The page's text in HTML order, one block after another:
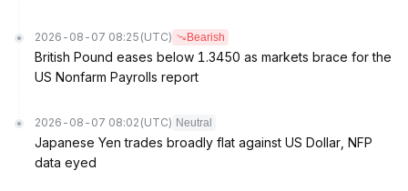
2026-08-07 08:25 (UTC) Bearish
British Pound eases below 1.3450 as markets brace for the
US Nonfarm Payrolls report
2026-08-07 08:02 (UTC) Neutral
Japanese Yen trades broadly flat against US Dollar, NFP
data eyed